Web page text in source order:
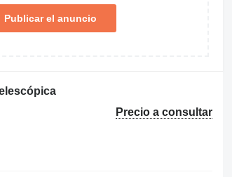
Publicar el anuncio
Precio a consultar